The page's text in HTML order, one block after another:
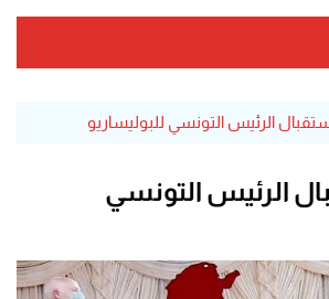
الرئيس التونسي للبوليساريو
الرئيس التونسي